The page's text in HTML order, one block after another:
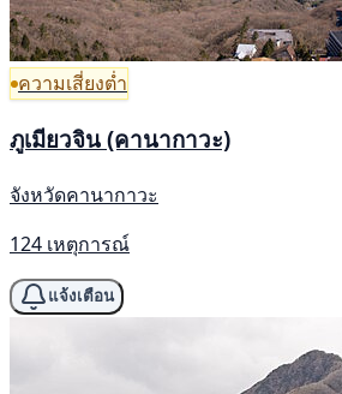
ความเสี่ยงต่ำ
ภูเมียวจิน (คานากาวะ)
จังหวัดคานากาวะ
124 เหตุการณ์
แจ้งเตือน